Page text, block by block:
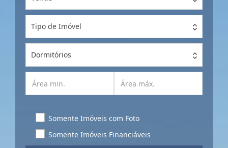
Tipo de Imóvel
Dormitórios
Somente Imóveis com Foto
Somente Imóveis Financiáveis